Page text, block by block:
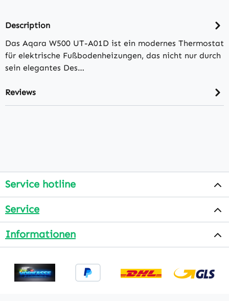
Description
Das Aqara W500 UT-A01D ist ein modernes Thermostat
für elektrische Fußbodenheizungen, das nicht nur durch
sein elegantes Des…
Reviews
Service hotline
Service
Informationen